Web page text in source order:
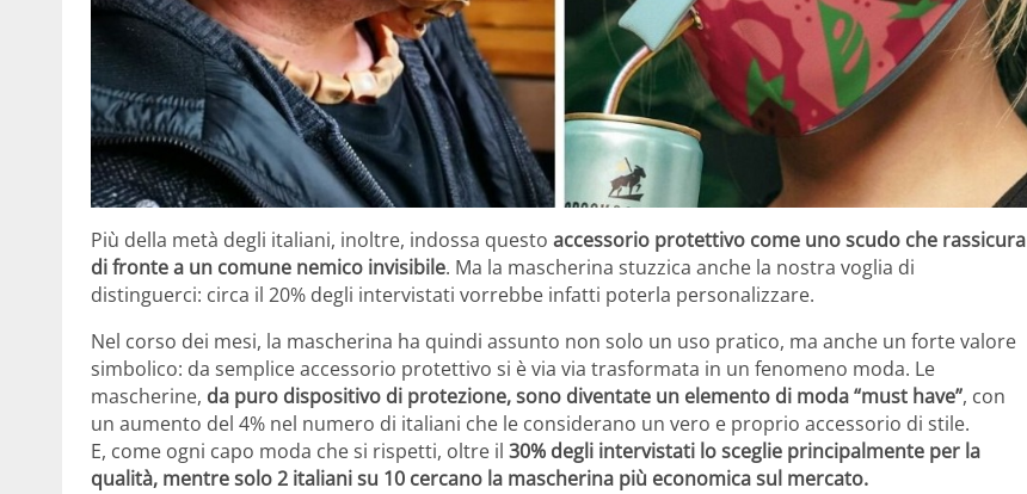
Più della metà degli italiani, inoltre, indossa questo accessorio protettivo come uno scudo che rassicura
di fronte a un comune nemico invisibile. Ma la mascherina stuzzica anche la nostra voglia di
distinguerci: circa il 20% degli intervistati vorrebbe infatti poterla personalizzare.
Nel corso dei mesi, la mascherina ha quindi assunto non solo un uso pratico, ma anche un forte valore
simbolico: da semplice accessorio protettivo si è via via trasformata in un fenomeno moda. Le
mascherine, da puro dispositivo di protezione, sono diventate un elemento di moda “must have”, con
un aumento del 4% nel numero di italiani che le considerano un vero e proprio accessorio di stile.
E, come ogni capo moda che si rispetti, oltre il 30% degli intervistati lo sceglie principalmente per la
qualità, mentre solo 2 italiani su 10 cercano la mascherina più economica sul mercato.